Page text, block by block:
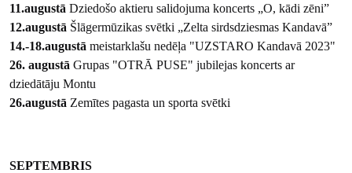
11.augustāDziedošo aktieru salidojuma koncerts „O, kādi zēni”
12.augustā Šlāgermūzikas svētki „Zelta sirdsdziesmas Kandavā”
14.-18.augustā meistarklašu nedēļa "UZSTARO Kandavā 2023"
26. augustā Grupas "OTRĀ PUSE" jubilejas koncerts ar
dziedātāju Montu
26.augustā Zemītes pagasta un sporta svētki
SEPTEMBRIS